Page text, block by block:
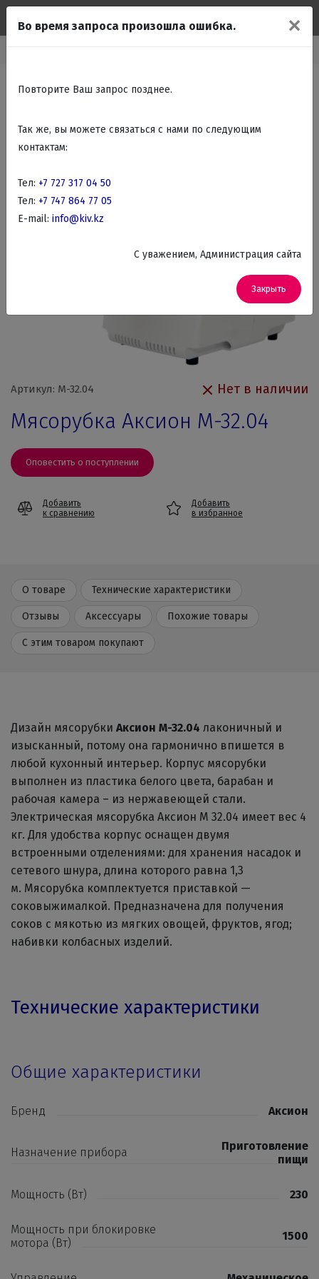
Артикул: M-32.04 Нет в наличии
Мясорубка Аксион M-32.04
Оповестить о поступлении
Добавить
к сравнению
Добавить
в избранное
О товаре Технические характеристики
Отзывы Аксессуары Похожие товары
С этим товаром покупают
Дизайн мясорубки Аксион M-32.04 лаконичный и
изысканный, потому она гармонично впишется в
любой кухонный интерьер. Корпус мясорубки
выполнен из пластика белого цвета, барабан и
рабочая камера – из нержавеющей стали.
Электрическая мясорубка Аксион М 32.04 имеет вес 4
кг. Для удобства корпус оснащен двумя
встроенными отделениями: для хранения насадок и
сетевого шнура, длина которого равна 1,3
м. Мясорубка комплектуется приставкой —
соковыжималкой. Предназначена для получения
соков с мякотью из мягких овощей, фруктов, ягод;
набивки колбасных изделий.
Технические характеристики
Общие характеристики
Бренд Аксион
Назначение прибора
Приготовление
пищи
Мощность (Вт) 230
Мощность при блокировке
мотора (Вт)
1500
✕
Во время запроса произошла ошибка.
Повторите Ваш запрос позднее.
Так же, вы можете связаться с нами по следующим
контактам:
Тел: +7 727 317 04 50
Тел: +7 747 864 77 05
E-mail: info@kiv.kz
C уважением, Администрация сайта
Закрыть